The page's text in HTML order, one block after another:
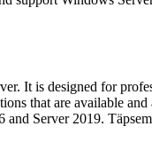
It is designed for
that are available
Server 2019.